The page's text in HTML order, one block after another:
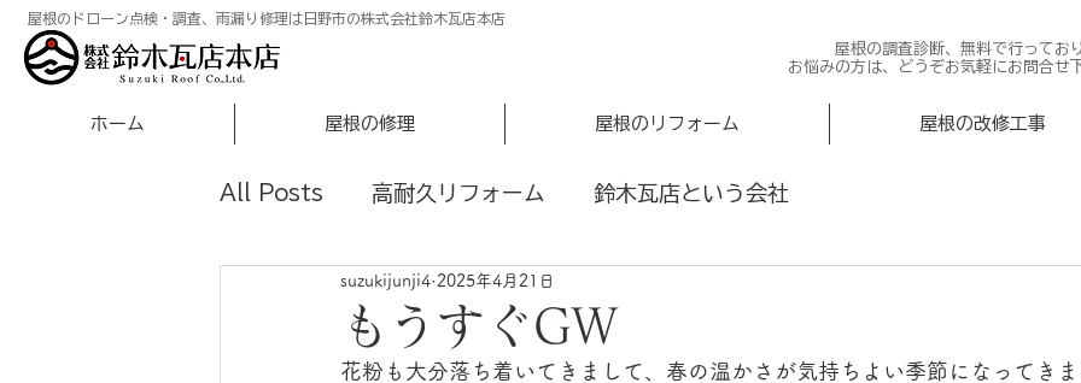
屋根のドローン点検・調査、雨漏り修理は日野市の株式会社鈴木瓦店本店
屋根の調査診断、無料で行ってお
お悩みの方は、どうぞお気軽にお問合せ
ホーム 屋根の修理 屋根のリフォーム 屋根の改修工事
All Posts 高耐久リフォーム 鈴木瓦店という会社
もうすぐGW
suzukijunji4 2025年4月21日
花粉も大分落ち着いてきまして、春の温かさが気持ちよい季節になってき